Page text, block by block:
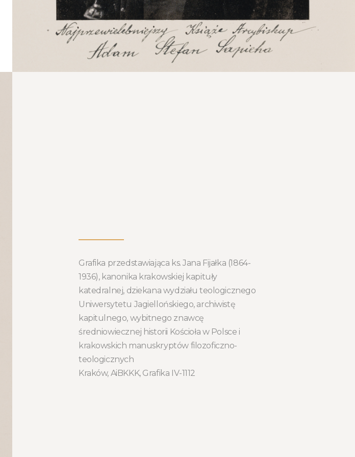
Grafika przedstawiająca ks. Jana Fijałka (1864-
1936), kanonika krakowskiej kapituły
katedralnej, dziekana wydziału teologicznego
Uniwersytetu Jagiellońskiego, archiwistę
kapitulnego, wybitnego znawcę
średniowiecznej historii Kościoła w Polsce i
krakowskich manuskryptów filozoficzno-
teologicznych
Kraków, AiBKKK, Grafika IV-1112